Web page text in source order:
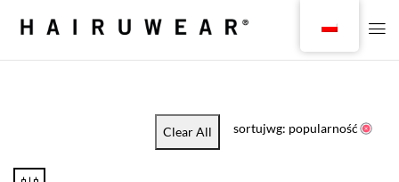
Clear All sortujwg: popularność